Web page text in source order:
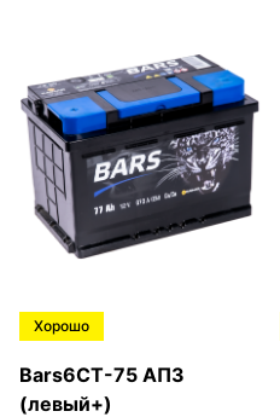
Хорошо
Bars6СТ-75 АПЗ
(левый+)